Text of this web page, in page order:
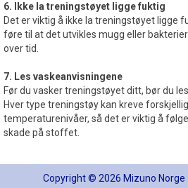
6. Ikke la treningstøyet ligge fuktig
Det er viktig å ikke la treningstøyet ligge
føre til at det utvikles mugg eller
over tid.
7. Les vaskeanvisningene
Før du vasker treningstøyet ditt, bør du
Hver type treningstøy kan kreve
temperaturenivåer, så det er viktig å
skade på stoffet.
Copyright © 2026 Mizuno Norge